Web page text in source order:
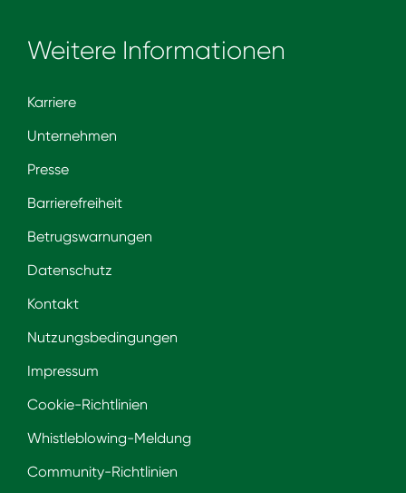
Weitere Informationen
Karriere
Unternehmen
Presse
Barrierefreiheit
Betrugswarnungen
Datenschutz
Kontakt
Nutzungsbedingungen
Impressum
Cookie-Richtlinien
Whistleblowing-Meldung
Community-Richtlinien